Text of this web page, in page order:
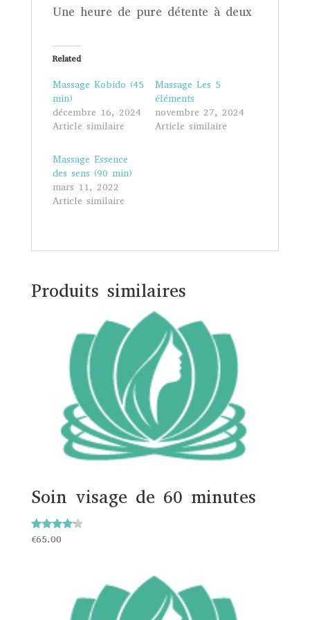
Une heure de pure détente à deux
Related
Massage Kobido (45
min)
décembre 16, 2024
Article similaire
Massage Les 5
éléments
novembre 27, 2024
Article similaire
Massage Essence
des sens (90 min)
mars 11, 2022
Article similaire
Produits similaires
Soin visage de 60 minutes
Note
€65.00